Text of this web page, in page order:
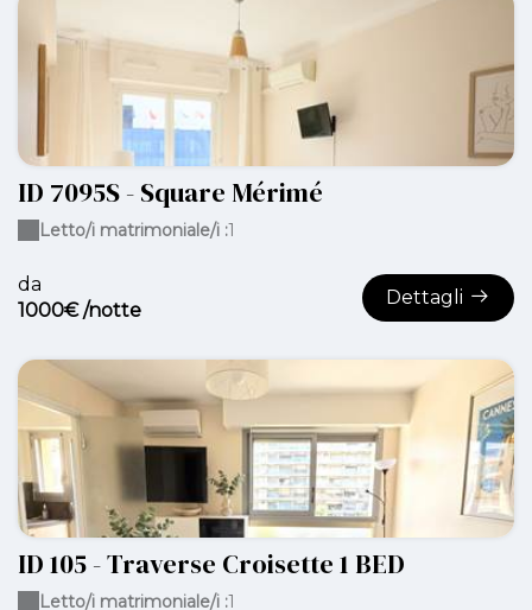
ID 7095S - Square Mérimé
da
1000€ /notte
Dettagli
Letto/i matrimoniale/i :1
ID 105 - Traverse Croisette 1 BED
Letto/i matrimoniale/i :1